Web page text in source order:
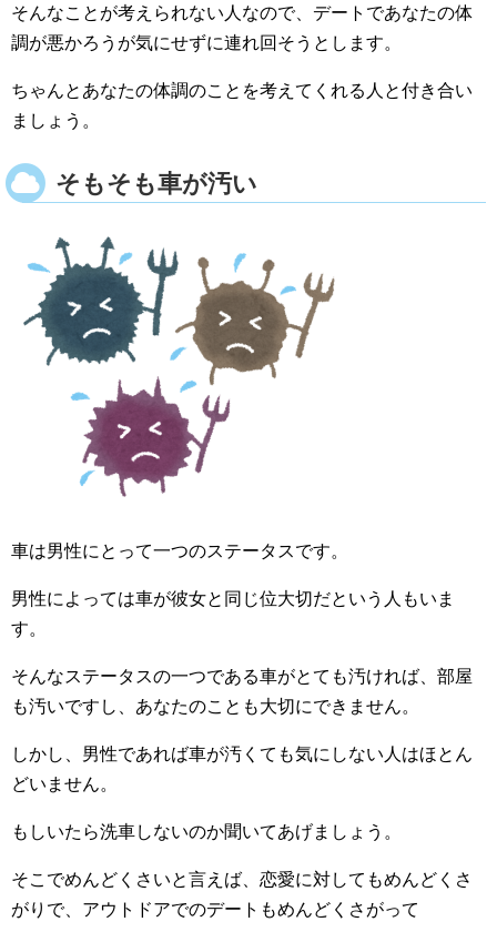
そんなことが考えられない人なので、デートであなたの体
調が悪かろうが気にせずに連れ回そうとします。
ちゃんとあなたの体調のことを考えてくれる人と付き合い
ましょう。
そもそも車が汚い
車は男性にとって一つのステータスです。
男性によっては車が彼女と同じ位大切だという人もいま
す。
そんなステータスの一つである車がとても汚ければ、部屋
も汚いですし、あなたのことも大切にできません。
しかし、男性であれば車が汚くても気にしない人はほとん
どいません。
もしいたら洗車しないのか聞いてあげましょう。
そこでめんどくさいと言えば、恋愛に対してもめんどくさ
がりで、アウトドアでのデートもめんどくさがって